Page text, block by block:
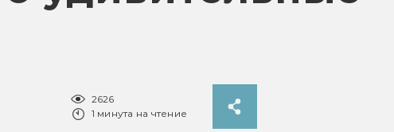
2626
1 минута на чтение